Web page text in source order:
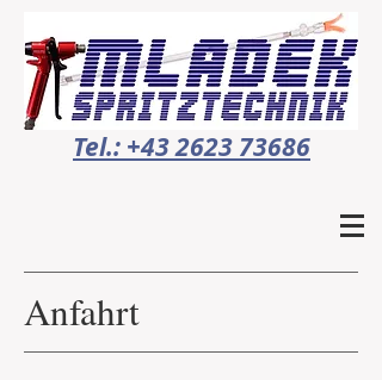
Tel.: +43 2623 73686
Anfahrt